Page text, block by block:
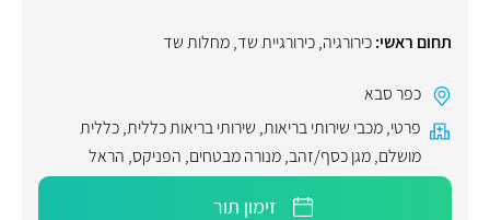
תחום ראשי:כירורגיה,כירורגיית שד,מחלות שד
כפר סבא
פרטי,מכבי שירותי בריאות, שירותי בריאות כללית,כללית
מושלם,מגן כסף/זהב,מנורה מבטחים, הפניקס, הראל
זימון תור